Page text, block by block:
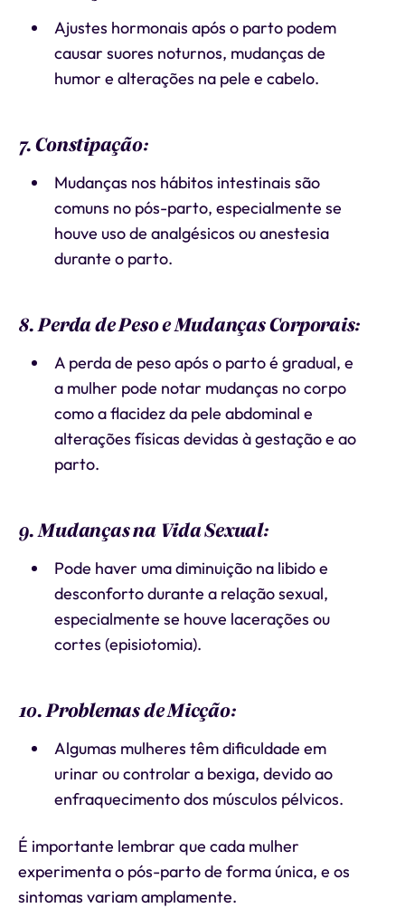
Ajustes hormonais após o parto podem
causar suores noturnos, mudanças de
humor e alterações na pele e cabelo.
7. Constipação:
Mudanças nos hábitos intestinais são
comuns no pós-parto, especialmente se
houve uso de analgésicos ou anestesia
durante o parto.
8. Perda de Peso e Mudanças Corporais:
A perda de peso após o parto é gradual, e
a mulher pode notar mudanças no corpo
como a flacidez da pele abdominal e
alterações físicas devidas à gestação e ao
parto.
9. Mudanças na Vida Sexual:
Pode haver uma diminuição na libido e
desconforto durante a relação sexual,
especialmente se houve lacerações ou
cortes (episiotomia).
10. Problemas de Micção:
Algumas mulheres têm dificuldade em
urinar ou controlar a bexiga, devido ao
enfraquecimento dos músculos pélvicos.
É importante lembrar que cada mulher
experimenta o pós-parto de forma única, e os
sintomas variam amplamente.